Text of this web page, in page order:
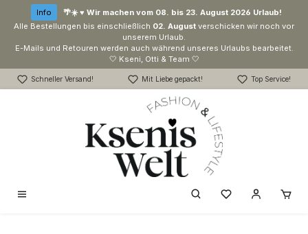
Zum Hauptinhalt springen
Info
🌴☀️ ♥ Wir machen vom 08. bis 23. August 2026 Urlaub!
Alle Bestellungen bis einschließlich 02. August verschicken wir noch vor
unserem Urlaub.
E-Mails und Retouren werden auch während unseres Urlaubs bearbeitet.
🤍 Kseni, Otti & Team 🤍
Schneller Versand! Mit Liebe gepackt! Top Service!
Du hast 0